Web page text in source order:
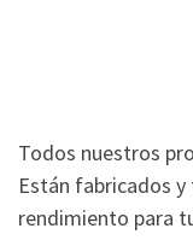
Todos nuestros
Están fabricados
rendimiento para